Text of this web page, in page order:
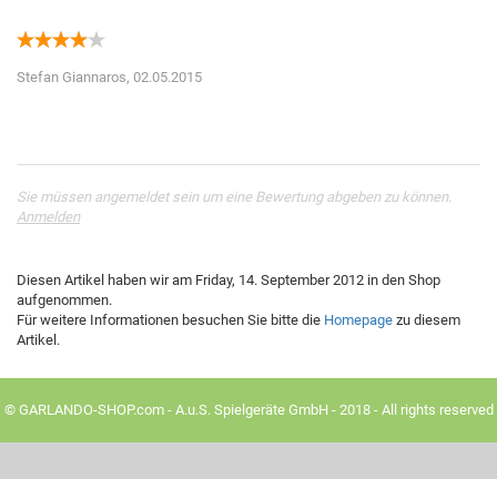
Stefan Giannaros, 02.05.2015
Sie müssen angemeldet sein um eine Bewertung abgeben zu können.
Anmelden
Diesen Artikel haben wir am Friday, 14. September 2012 in den Shop
aufgenommen.
Für weitere Informationen besuchen Sie bitte die Homepage zu diesem
Artikel.
© GARLANDO-SHOP.com - A.u.S. Spielgeräte GmbH - 2018 - All rights reserved